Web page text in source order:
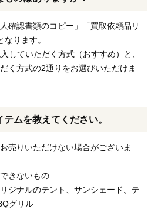
確認書類のコピー」「買取依頼品リ
ります。
していただく方式（おすすめ）と、
く方式の2通りをお選びいただけま
ムを教えてください。
売りいただけない場合がございま
きないもの
ジナルのテント、サンシェード、テ
グリル